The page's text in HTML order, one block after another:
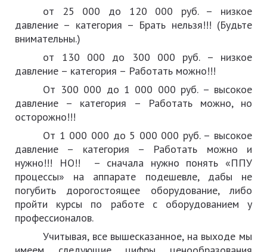
от 25 000 до 120 000 руб. – низкое
давление – категория – Брать нельзя!!! (Будьте
внимательны.)
от 130 000 до 300 000 руб. – низкое
давление – категория – Работать можно!!!
От 300 000 до 1 000 000 руб. – высокое
давление – категория – Работать можно, но
осторожно!!!
От 1 000 000 до 5 000 000 руб. – высокое
давление – категория – Работать можно и
нужно!!! НО!! – сначала нужно понять «ППУ
процессы» на аппарате подешевле, дабы не
погубить дорогостоящее оборудование, либо
пройти курсы по работе с оборудованием у
профессионалов.
Учитывая, все вышесказанное, на выходе мы